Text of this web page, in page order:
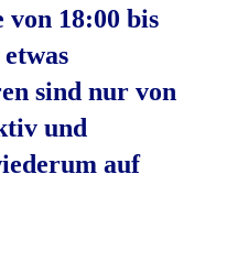
von 18:00 bis
sind nur von
und
auf